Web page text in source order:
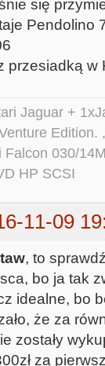
się
Pendolino
przesiadką w
Jaguar +
Edition.
Falcon 030/
HP SCSI
11-09
, to
bo ja tak
idealne, bo
że za
zostały
za